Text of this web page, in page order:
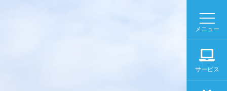
メニュー
サービス